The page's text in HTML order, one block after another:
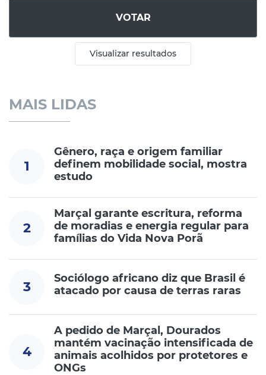
VOTAR
Visualizar resultados
MAIS LIDAS
1
Gênero, raça e origem familiar
definem mobilidade social, mostra
estudo
2
Marçal garante escritura, reforma
de moradias e energia regular para
famílias do Vida Nova Porã
3
Sociólogo africano diz que Brasil é
atacado por causa de terras raras
4
A pedido de Marçal, Dourados
mantém vacinação intensificada de
animais acolhidos por protetores e
ONGs